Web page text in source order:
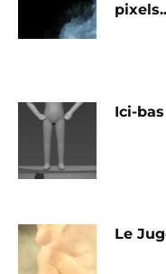
Ici-
Le